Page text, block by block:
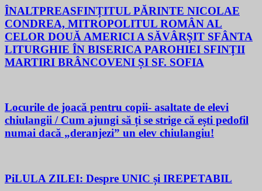
ÎNALTPREASFINȚITUL PĂRINTE NICOLAE
CONDREA, MITROPOLITUL ROMÂN AL
CELOR DOUĂ AMERICI A SĂVÂRŞIT SFÂNTA
LITURGHIE ÎN BISERICA PAROHIEI SFINŢII
MARTIRI BRÂNCOVENI ȘI SF. SOFIA
Locurile de joacă pentru copii- asaltate de elevi
chiulangii / Cum ajungi să ți se strige că ești pedofil
numai dacă „deranjezi” un elev chiulangiu!
PiLULA ZILEI: Despre UNIC și IREPETABIL